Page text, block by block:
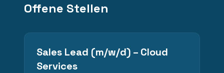
Offene Stellen
Sales Lead (m/w/d) – Cloud
Services